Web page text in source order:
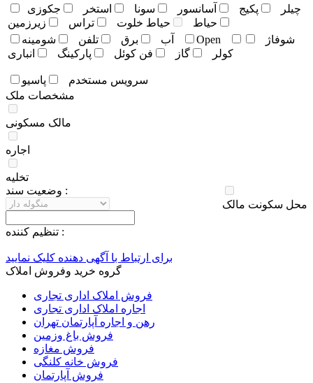
چيلر
پکيج آسانسور سونا استخر
جکوزی
حياط
حياط خلوت تراس
زيرزمين
آب
برق تلفن شومينه Open
شوفاژ
کولر
گاز فن کوئل پارکينگ انباری
سرويس مستخدم
پاسيو
مشخصات ملک
مالک مسکونی
اجاره
تخلیه
محل سکونت مالک
وضعيت سند :
تنظيم کننده :
برای ارتباط با آگهی دهنده کلیک نمایید
گروه خرید وفروش املاک
فروش املاک اداری تجاری
اجاره املاک اداری تجاری
رهن و اجاره آپارتمان تهران
فروش باغ وزمین
فروش مغازه
فروش خانه کلنگی
فروش آپارتمان